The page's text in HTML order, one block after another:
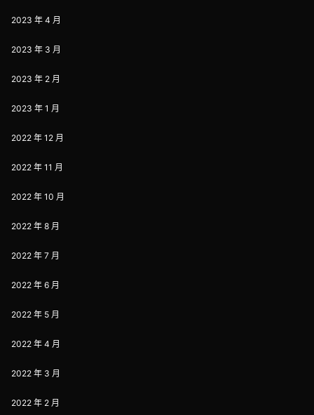
2023 年 4 月
2023 年 3 月
2023 年 2 月
2023 年 1 月
2022 年 12 月
2022 年 11 月
2022 年 10 月
2022 年 8 月
2022 年 7 月
2022 年 6 月
2022 年 5 月
2022 年 4 月
2022 年 3 月
2022 年 2 月